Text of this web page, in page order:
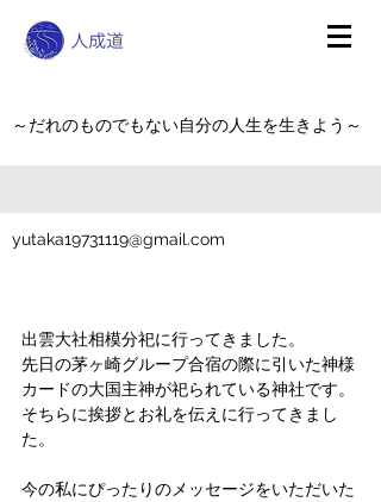
～だれのものでもない自分の人生を生きよう～
yutaka19731119@gmail.com
出雲大社相模分祀に行ってきました。
先日の茅ヶ崎グループ合宿の際に引いた神様
カードの大国主神が祀られている神社です。
そちらに挨拶とお礼を伝えに行ってきまし
た。
今の私にぴったりのメッセージをいただいた